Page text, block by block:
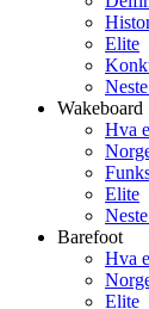
Elite
Wakeboard
Hva
Elite
Barefoot
Hva
Elite